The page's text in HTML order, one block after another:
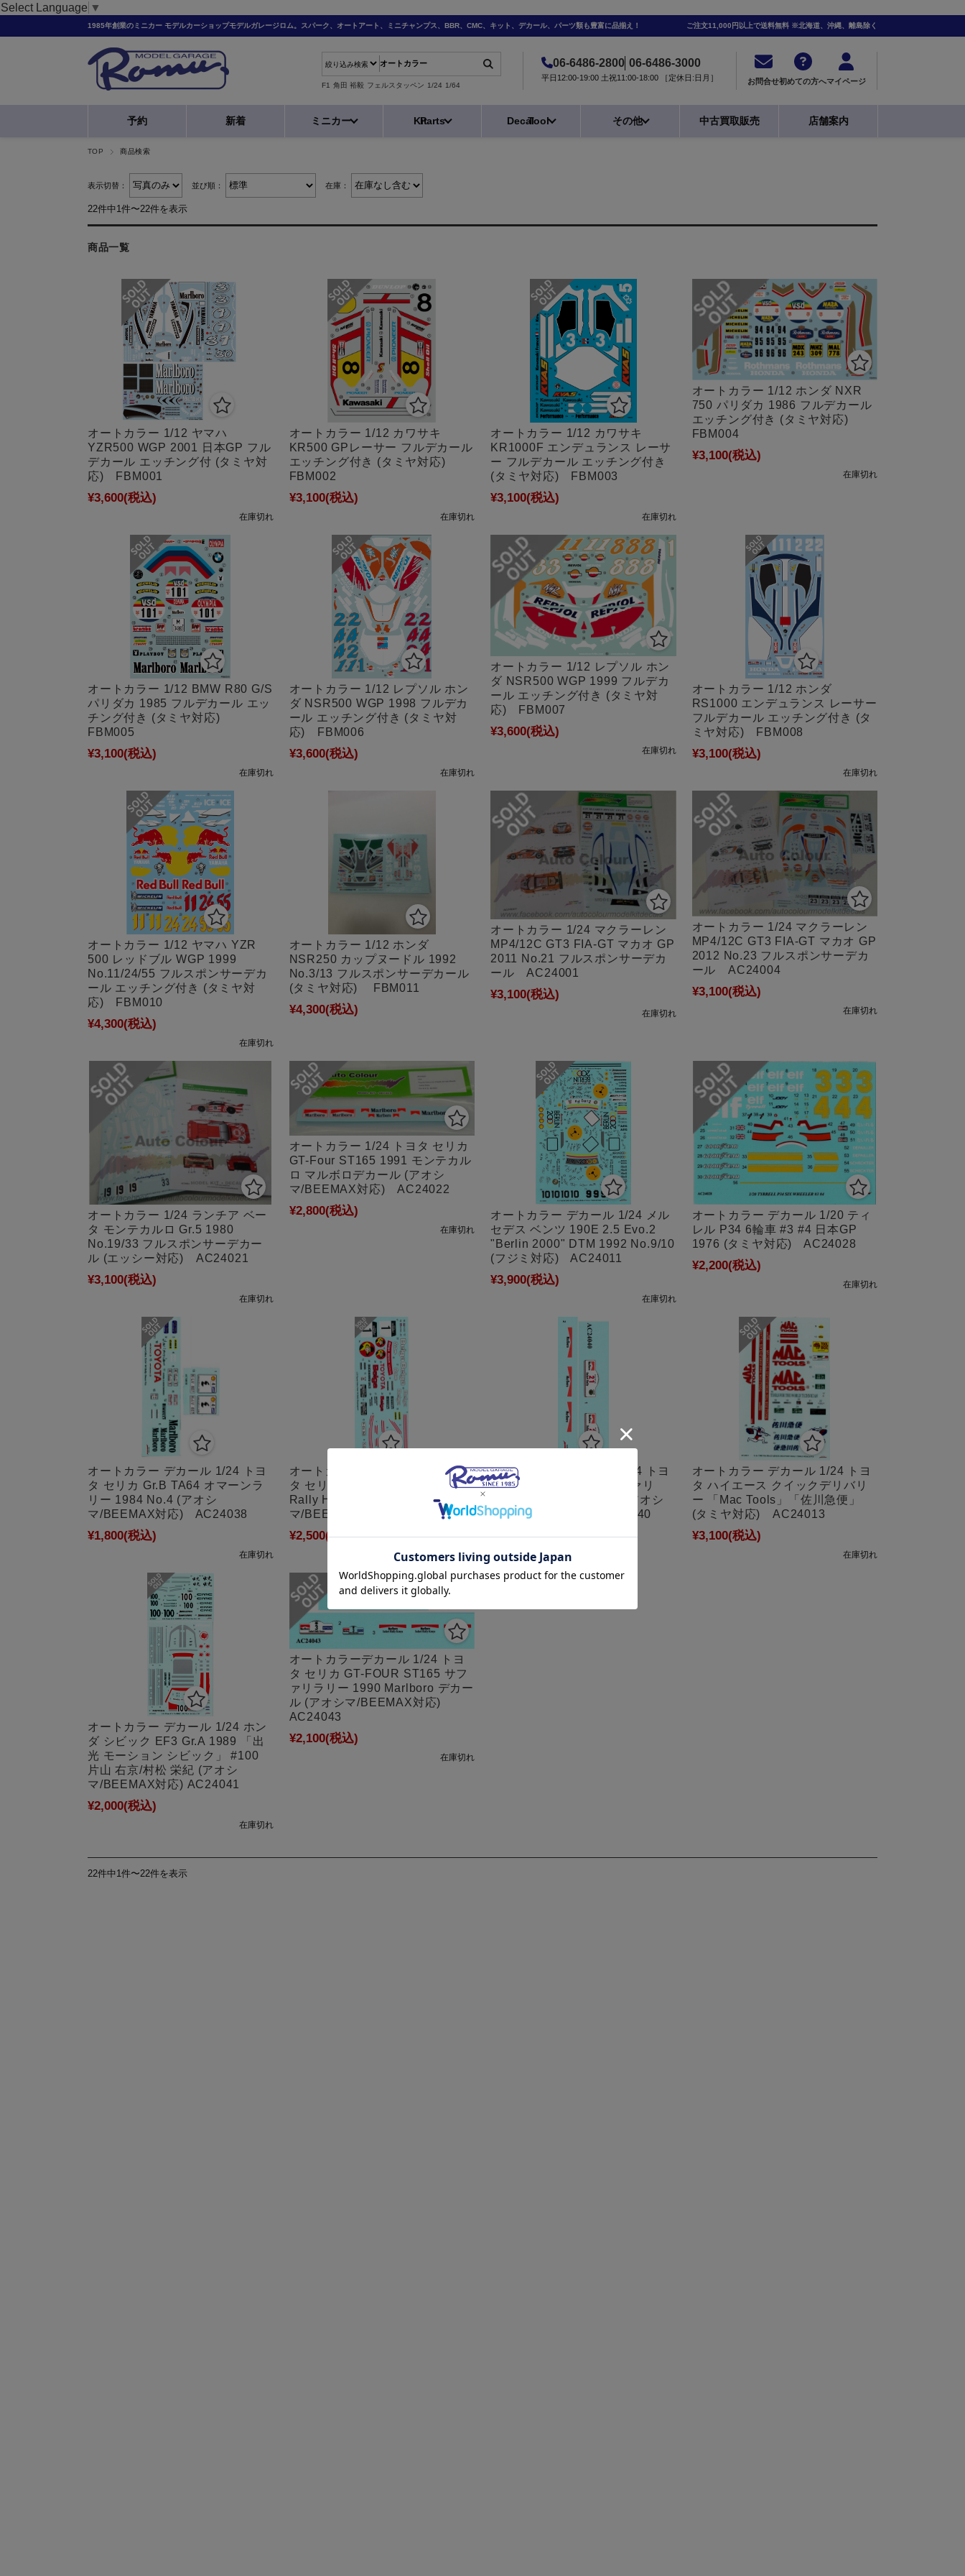
Select Language ▼
1985年創業のミニカー モデルカーショップモデルガレージロム。スパーク、オートアート、ミニチャンプス、BBR、CMC、キット、デカール、パーツ類も豊富に品揃え！ ご注文11,000円以上で送料無料 ※北海道、沖縄、離島除く
F1 角田 裕毅 フェルスタッペン 1/24 1/64
06-6486-2800 06-6486-3000
平日12:00-19:00 土祝11:00-18:00 ［定休日:日月］ お問合せ初めての方へマイページ
予約 新着 ミニカー KitParts DecalTool その他 中古買取販売 店舗案内
TOP 商品検索
表示切替： 並び順： 在庫：
22件中1件〜22件を表示
商品一覧
オートカラー 1/12 ヤマハ
YZR500 WGP 2001 日本GP フル
デカール エッチング付 (タミヤ対
応) FBM001
¥3,600(税込)
在庫切れ
オートカラー 1/12 カワサキ
KR500 GPレーサー フルデカール
エッチング付き (タミヤ対応)
FBM002
¥3,100(税込)
在庫切れ
オートカラー 1/12 カワサキ
KR1000F エンデュランス レーサ
ー フルデカール エッチング付き
(タミヤ対応) FBM003
¥3,100(税込)
在庫切れ
オートカラー 1/12 ホンダ NXR
750 パリダカ 1986 フルデカール
エッチング付き (タミヤ対応)
FBM004
¥3,100(税込)
在庫切れ
オートカラー 1/12 BMW R80 G/S
パリダカ 1985 フルデカール エッ
チング付き (タミヤ対応)
FBM005
¥3,100(税込)
在庫切れ
オートカラー 1/12 レプソル ホン
ダ NSR500 WGP 1998 フルデカ
ール エッチング付き (タミヤ対
応) FBM006
¥3,600(税込)
在庫切れ
オートカラー 1/12 レプソル ホン
ダ NSR500 WGP 1999 フルデカ
ール エッチング付き (タミヤ対
応) FBM007
¥3,600(税込)
在庫切れ
オートカラー 1/12 ホンダ
RS1000 エンデュランス レーサー
フルデカール エッチング付き (タ
ミヤ対応) FBM008
¥3,100(税込)
在庫切れ
オートカラー 1/12 ヤマハ YZR
500 レッドブル WGP 1999
No.11/24/55 フルスポンサーデカ
ール エッチング付き (タミヤ対
応) FBM010
¥4,300(税込)
在庫切れ
オートカラー 1/12 ホンダ
NSR250 カップヌードル 1992
No.3/13 フルスポンサーデカール
(タミヤ対応) FBM011
¥4,300(税込)
オートカラー 1/24 マクラーレン
MP4/12C GT3 FIA-GT マカオ GP
2011 No.21 フルスポンサーデカ
ール AC24001
¥3,100(税込)
在庫切れ
オートカラー 1/24 マクラーレン
MP4/12C GT3 FIA-GT マカオ GP
2012 No.23 フルスポンサーデカ
ール AC24004
¥3,100(税込)
在庫切れ
オートカラー 1/24 ランチア ベー
タ モンテカルロ Gr.5 1980
No.19/33 フルスポンサーデカー
ル (エッシー対応) AC24021
¥3,100(税込)
在庫切れ
オートカラー 1/24 トヨタ セリカ
GT-Four ST165 1991 モンテカル
ロ マルボロデカール (アオシ
マ/BEEMAX対応) AC24022
¥2,800(税込)
在庫切れ
オートカラー デカール 1/24 メル
セデス ベンツ 190E 2.5 Evo.2
"Berlin 2000" DTM 1992 No.9/10
(フジミ対応) AC24011
¥3,900(税込)
在庫切れ
オートカラー デカール 1/20 ティ
レル P34 6輪車 #3 #4 日本GP
1976 (タミヤ対応) AC24028
¥2,200(税込)
在庫切れ
オートカラー デカール 1/24 トヨ
タ セリカ Gr.B TA64 オマーンラ
リー 1984 No.4 (アオシ
マ/BEEMAX対応) AC24038
¥1,800(税込)
在庫切れ
オートカラー デカール 1/24 トヨ
タ セリカ Gr.B TA64 "Belga"
Rally Haspengouw 1985 (アオシ
マ/BEEMAX対応) AC24039
¥2,500(税込)
在庫切れ
オートカラー デカール 1/24 トヨ
タ セリカ Gr.B TA64 サファリ
1985 Marlboroデカール (アオシ
マ/BEEMAX対応) AC24040
¥2,100(税込)
オートカラー デカール 1/24 トヨ
タ ハイエース クイックデリバリ
ー 「Mac Tools」「佐川急便」
(タミヤ対応) AC24013
¥3,100(税込)
在庫切れ
オートカラー デカール 1/24 ホン
ダ シビック EF3 Gr.A 1989 「出
光 モーション シビック」 #100
片山 右京/村松 栄紀 (アオシ
マ/BEEMAX対応) AC24041
¥2,000(税込)
在庫切れ
オートカラーデカール 1/24 トヨ
タ セリカ GT-FOUR ST165 サフ
ァリラリー 1990 Marlboro デカー
ル (アオシマ/BEEMAX対応)
AC24043
¥2,100(税込)
在庫切れ
22件中1件〜22件を表示